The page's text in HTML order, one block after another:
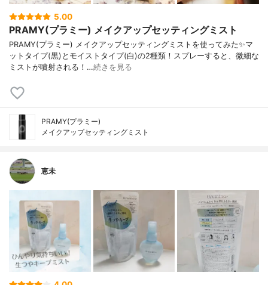
5.00
PRAMY(プラミー) メイクアップセッティングミスト
PRAMY(プラミー) メイクアップセッティングミストを使ってみた✨マ
ットタイプ(黒)とモイストタイプ(白)の2種類！スプレーすると、微細な
ミストが噴射される！…続きを見る
PRAMY(プラミー)
メイクアップセッティングミスト
恵未